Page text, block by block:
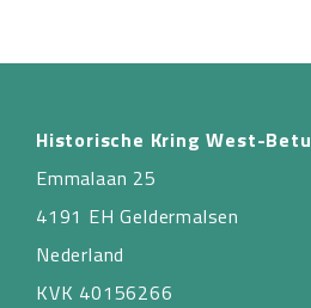
Historische Kring West-
Emmalaan 25
4191 EH Geldermalsen
Nederland
KVK 40156266